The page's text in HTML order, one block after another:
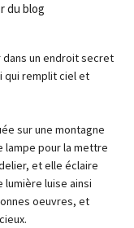
du blog
dans un endroit secret
qui remplit ciel et
sur une montagne
lampe pour la mettre
et elle éclaire
lumière luise ainsi
oeuvres, et